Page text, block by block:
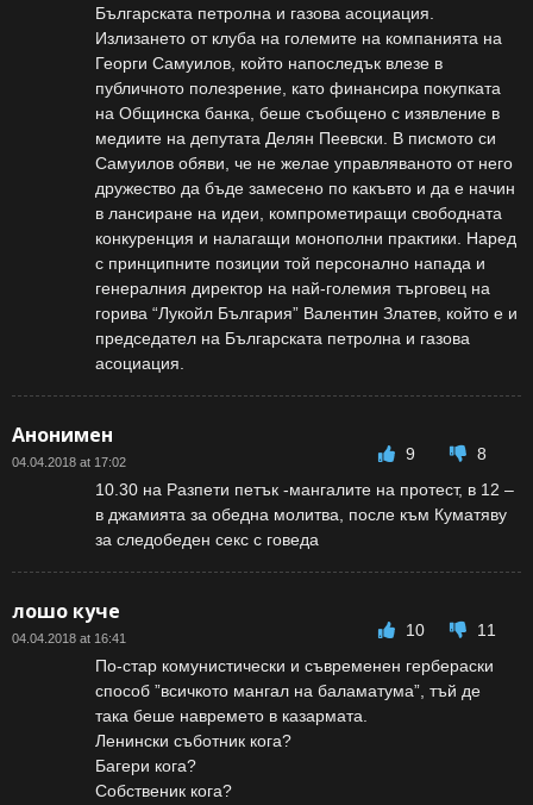
Българската петролна и газова асоциация.
Излизането от клуба на големите на компанията на
Георги Самуилов, който напоследък влезе в
публичното полезрение, като финансира покупката
на Общинска банка, беше съобщено с изявление в
медиите на депутата Делян Пеевски. В писмото си
Самуилов обяви, че не желае управляваното от него
дружество да бъде замесено по какъвто и да е начин
в лансиране на идеи, компрометиращи свободната
конкуренция и налагащи монополни практики. Наред
с принципните позиции той персонално напада и
генералния директор на най-големия търговец на
горива “Лукойл България” Валентин Златев, който е и
председател на Българската петролна и газова
асоциация.
Анонимен
04.04.2018 at 17:02 9
8
10.30 на Разпети петък -мангалите на протест, в 12 –
в джамията за обедна молитва, после към Куматяву
за следобеден секс с говеда
лошо куче
04.04.2018 at 16:41 10
11
По-стар комунистически и съвременен гербераски
способ ”всичкото мангал на баламатума”, тъй де
така беше навремето в казармата.
Ленински съботник кога?
Багери кога?
Собственик кога?